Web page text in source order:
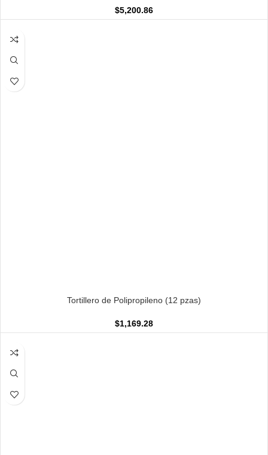
$5,200.86
Tortillero de Polipropileno (12 pzas)
$1,169.28